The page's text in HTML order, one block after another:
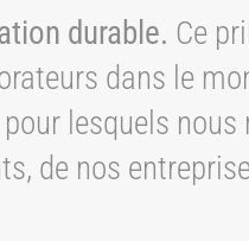
durable. Ce
dans le
lesquels
de nos